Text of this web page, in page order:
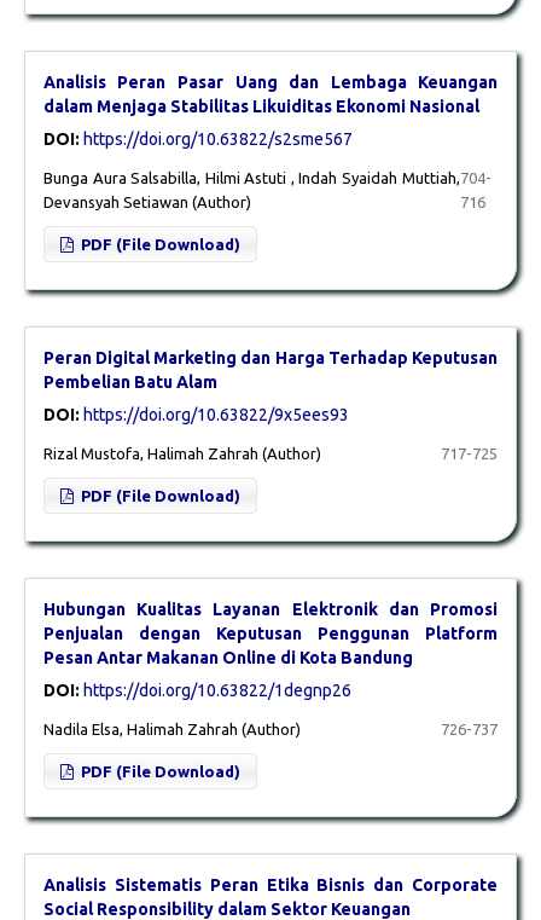
Analisis Peran Pasar Uang dan Lembaga Keuangan
dalam Menjaga Stabilitas Likuiditas Ekonomi Nasional
DOI: https://doi.org/10.63822/s2sme567
Bunga Aura Salsabilla, Hilmi Astuti , Indah Syaidah Muttiah,
Devansyah Setiawan (Author)
704-
716
PDF (File Download)
Peran Digital Marketing dan Harga Terhadap Keputusan
Pembelian Batu Alam
DOI: https://doi.org/10.63822/9x5ees93
Rizal Mustofa, Halimah Zahrah (Author) 717-725
PDF (File Download)
Hubungan Kualitas Layanan Elektronik dan Promosi
Penjualan dengan Keputusan Penggunan Platform
Pesan Antar Makanan Online di Kota Bandung
DOI: https://doi.org/10.63822/1degnp26
Nadila Elsa, Halimah Zahrah (Author) 726-737
PDF (File Download)
Analisis Sistematis Peran Etika Bisnis dan Corporate
Social Responsibility dalam Sektor Keuangan